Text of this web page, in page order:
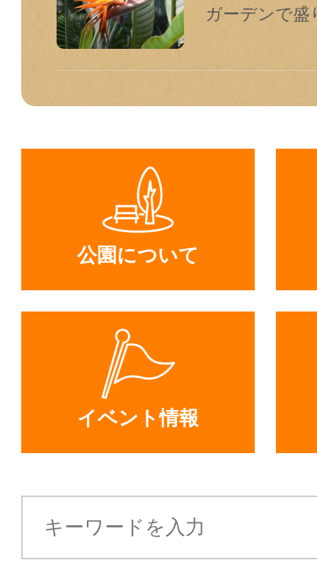
ガーデンで盛
公園について
イベント情報